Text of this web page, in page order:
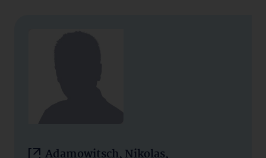
Adamowitsch, Nikolas,